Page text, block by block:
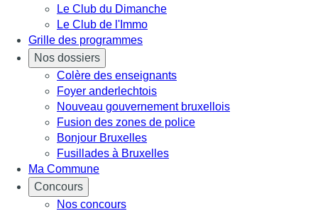
Le Club du Dimanche
Le Club de l'Immo
Grille des programmes
Nos dossiers
Colère des enseignants
Foyer anderlechtois
Nouveau gouvernement bruxellois
Fusion des zones de police
Bonjour Bruxelles
Fusillades à Bruxelles
Ma Commune
Concours
Nos concours